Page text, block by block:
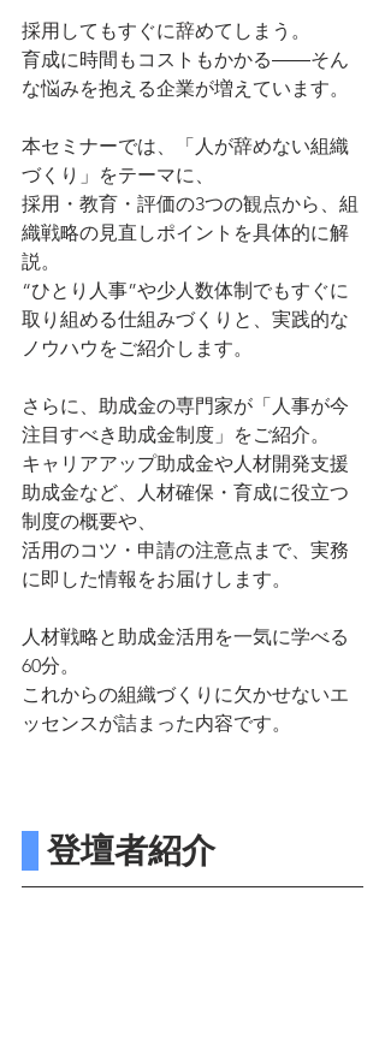
採用してもすぐに辞めてしまう。
育成に時間もコストもかかる――そん
な悩みを抱える企業が増えています。
本セミナーでは、「人が辞めない組織
づくり」をテーマに、
採用・教育・評価の3つの観点から、組
織戦略の見直しポイントを具体的に解
説。
“ひとり人事”や少人数体制でもすぐに
取り組める仕組みづくりと、実践的な
ノウハウをご紹介します。
さらに、助成金の専門家が「人事が今
注目すべき助成金制度」をご紹介。
キャリアアップ助成金や人材開発支援
助成金など、人材確保・育成に役立つ
制度の概要や、
活用のコツ・申請の注意点まで、実務
に即した情報をお届けします。
人材戦略と助成金活用を一気に学べる
60分。
これからの組織づくりに欠かせないエ
ッセンスが詰まった内容です。
登壇者紹介